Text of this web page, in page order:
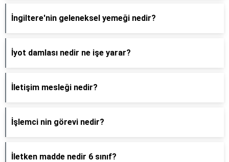
İngiltere'nin geleneksel yemeği nedir?
İyot damlası nedir ne işe yarar?
İletişim mesleği nedir?
İşlemci nin görevi nedir?
İletken madde nedir 6 sınıf?